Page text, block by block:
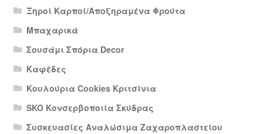
Ξηροί Καρποί/Αποξηραμένα Φρούτα
Μπαχαρικά
Σουσάμι Σπόρια Decor
Καφέδες
Κουλούρια Cookies Κριτσίνια
SKO Κονσερβοποιία Σκύδρας
Συσκευασίες Αναλώσιμα Ζαχαροπλαστείου